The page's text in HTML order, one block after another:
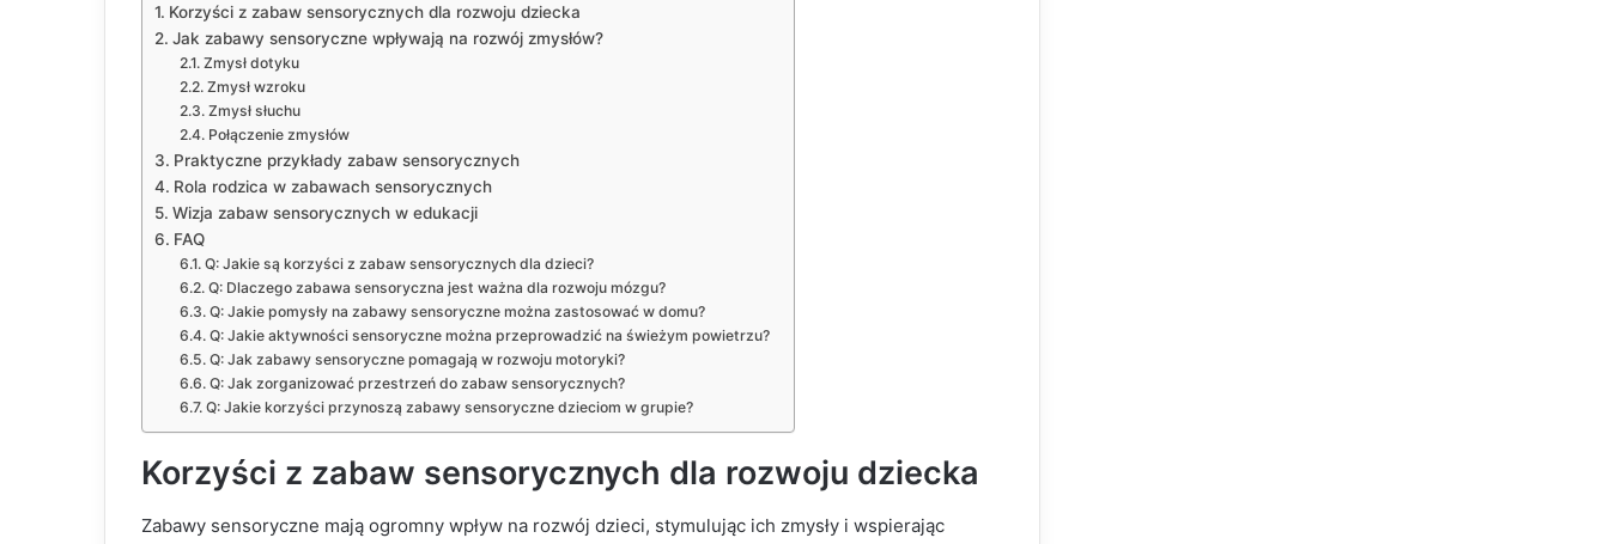
Korzyści z zabaw sensorycznych dla rozwoju dziecka
Jak zabawy sensoryczne wpływają na rozwój zmysłów?
Zmysł dotyku
Zmysł wzroku
Zmysł słuchu
Połączenie zmysłów
Praktyczne przykłady zabaw sensorycznych
Rola rodzica w zabawach sensorycznych
Wizja zabaw sensorycznych w edukacji
FAQ
Q: Jakie są korzyści z zabaw sensorycznych dla dzieci?
Q: Dlaczego zabawa sensoryczna jest ważna dla rozwoju mózgu?
Q: Jakie pomysły na zabawy sensoryczne można zastosować w domu?
Q: Jakie aktywności sensoryczne można przeprowadzić na świeżym powietrzu?
Q: Jak zabawy sensoryczne pomagają w rozwoju motoryki?
Q: Jak zorganizować przestrzeń do zabaw sensorycznych?
Q: Jakie korzyści przynoszą zabawy sensoryczne dzieciom w grupie?
Korzyści z zabaw sensorycznych dla rozwoju dziecka
Zabawy sensoryczne mają ogromny wpływ na rozwój dzieci, stymulując ich zmysły i wspierając